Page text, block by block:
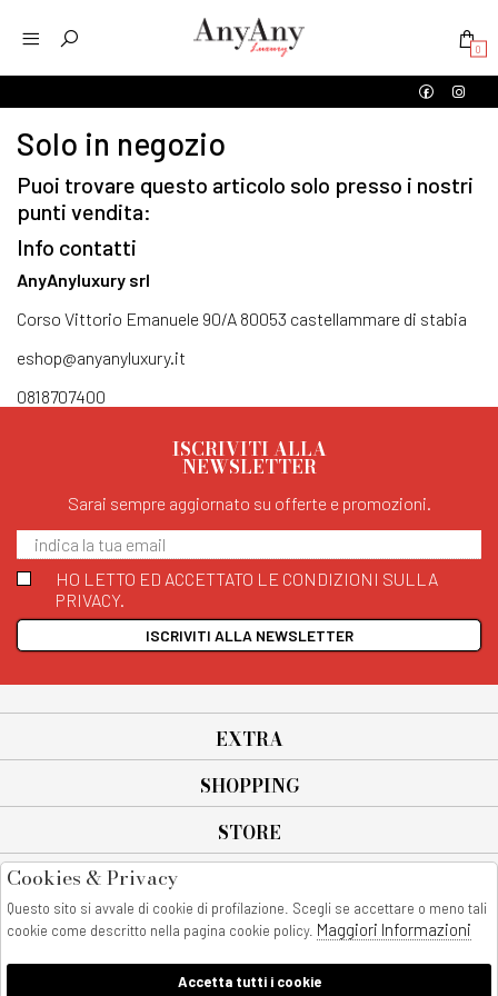
0
Solo in negozio
Puoi trovare questo articolo solo presso i nostri
punti vendita:
Info contatti
AnyAnyluxury srl
Corso Vittorio Emanuele 90/A 80053 castellammare di stabia
eshop@anyanyluxury.it
0818707400
ISCRIVITI ALLA
NEWSLETTER
Sarai sempre aggiornato su offerte e promozioni.
HO LETTO ED ACCETTATO LE CONDIZIONI SULLA
PRIVACY.
ISCRIVITI ALLA NEWSLETTER
EXTRA
SHOPPING
STORE
All rights reserved - © Copyright 2026
AnyAnyluxury srl - Sede Legale: Corso Vittorio Emanuele 90/A - 80053
castellammare di stabia - Italia
Cookies & Privacy
Questo sito si avvale di cookie di profilazione. Scegli se accettare o meno tali
cookie come descritto nella pagina cookie policy. Maggiori Informazioni
Accetta tutti i cookie